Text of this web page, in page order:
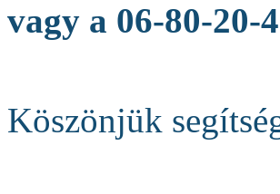
vagy a 06-80-20-
Köszönjük